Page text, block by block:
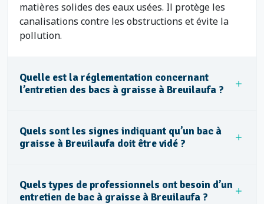
matières solides des eaux usées. Il protège les
canalisations contre les obstructions et évite la
pollution.
Quelle est la réglementation concernant
l’entretien des bacs à graisse à Breuilaufa ?
Quels sont les signes indiquant qu’un bac à
graisse à Breuilaufa doit être vidé ?
Quels types de professionnels ont besoin d’un
entretien de bac à graisse à Breuilaufa ?